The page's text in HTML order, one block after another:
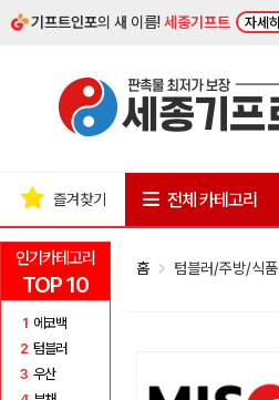
기프트인포의 새 이름!세종기프트 자세히
인기카테고리
TOP 10
1 에코백
2 텀블러
3 우산
즐겨찾기 전체 카테고리
홈 텀블러/주방/식품